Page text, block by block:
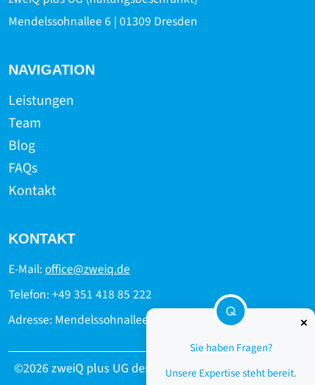
×
Sie haben Fragen?
Unsere Expertise steht bereit.
Mendelssohnallee 6 | 01309 Dresden
NAVIGATION
Leistungen
Team
Blog
FAQs
Kontakt
KONTAKT
E-Mail:office@zweiq.de
Telefon: +49 351 418 85 222
Adresse: Mendelssohnallee 6 | 01309 Dresden
©2026 zweiQ plus UG design by Tempus